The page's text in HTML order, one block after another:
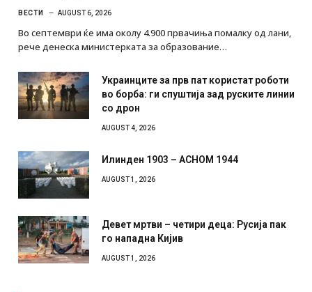
ВЕСТИ AUGUST 6, 2026
Во септември ќе има околу 4.900 првачиња помалку од лани,
рече денеска министерката за образование…
Украинците за прв пат користат роботи
во борба: ги спуштија зад руските линии
со дрон
AUGUST 4, 2026
Илинден 1903 – АСНОМ 1944
AUGUST 1, 2026
Девет мртви – четири деца: Русија пак
го нападна Кијив
AUGUST 1, 2026